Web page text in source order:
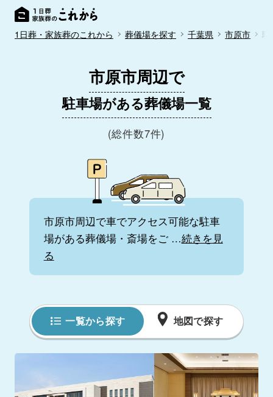
1日葬・家族葬のこれから 葬儀場を探す 千葉県 市原市 駐
市原市周辺で
駐車場がある葬儀場一覧
(総件数7件)
市原市周辺で車でアクセス可能な駐車
場がある葬儀場・斎場をご …続きを見
る
一覧から探す 地図で探す